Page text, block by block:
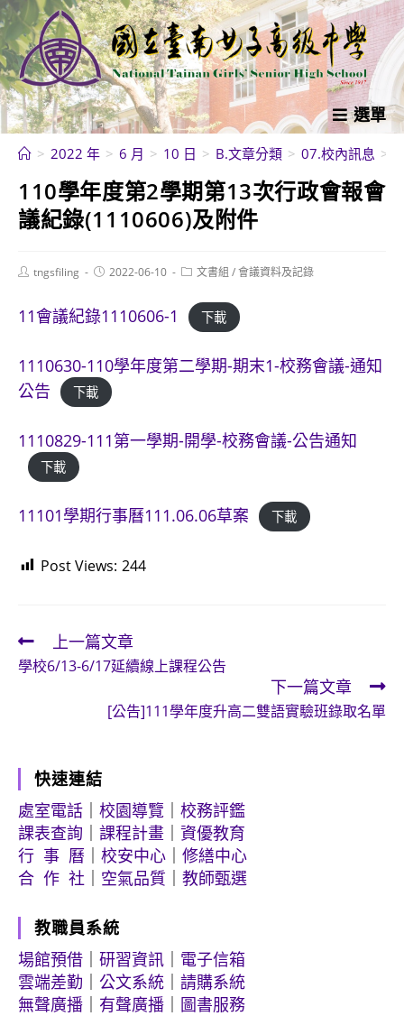
跳
轉
至
主
要
內
選單
> 2022 年 > 6 月 > 10 日 > B.文章分類 > 07.校內訊息 >
110學年度第2學期第13次行政會報會
議紀錄(1110606)及附件
Posttngsfiling
Post2022-06-10
Post文書組 /會議資料及記錄
11會議紀錄1110606-1 下載
1110630-110學年度第二學期-期末1-校務會議-通知
公告
下載
1110829-111第一學期-開學-校務會議-公告通知
下載
11101學期行事曆111.06.06草案 下載
Post Views: 244
Read
more
上一篇文章
學校6/13-6/17延續線上課程公告
下一篇文章
[公告]111學年度升高二雙語實驗班錄取名單
快速連結
處室電話
校園導覽
校務評鑑
課表查詢
課程計畫
資優教育
行 事 曆
校安中心
修繕中心
合 作 社
空氣品質 教師甄選
教職員系統
場館預借
研習資訊
電子信箱
雲端差勤
公文系統
請購系統
無聲廣播
有聲廣播 圖書服務